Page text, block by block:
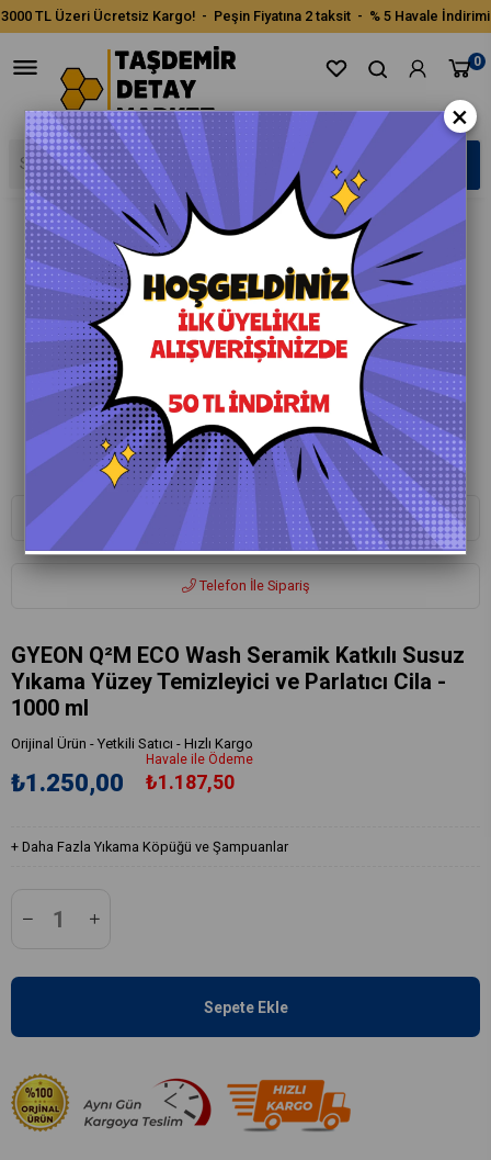
3000 TL Üzeri Ücretsiz Kargo! - Peşin Fiyatına 2 taksit - % 5 Havale İndirimi
0
›
Whatsapp ile Sipariş
Telefon İle Sipariş
GYEON Q²M ECO Wash Seramik Katkılı Susuz
Yıkama Yüzey Temizleyici ve Parlatıcı Cila -
1000 ml
Orijinal Ürün - Yetkili Satıcı - Hızlı Kargo
₺1.250,00
Havale ile Ödeme
₺1.187,50
+ Daha Fazla Yıkama Köpüğü ve Şampuanlar
×